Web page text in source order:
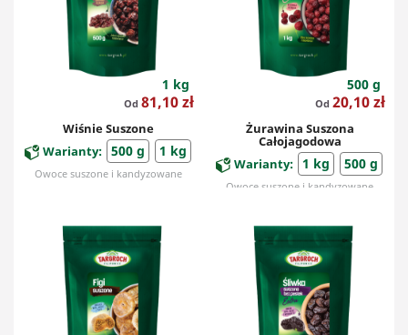
1 kg
Od Cena
81,10 zł
Wiśnie Suszone
Warianty: 500 g 1 kg
Owoce suszone i kandyzowane
500 g
Od Cena
20,10 zł
Żurawina Suszona
Całojagodowa
Warianty: 1 kg 500 g
Owoce suszone i kandyzowane